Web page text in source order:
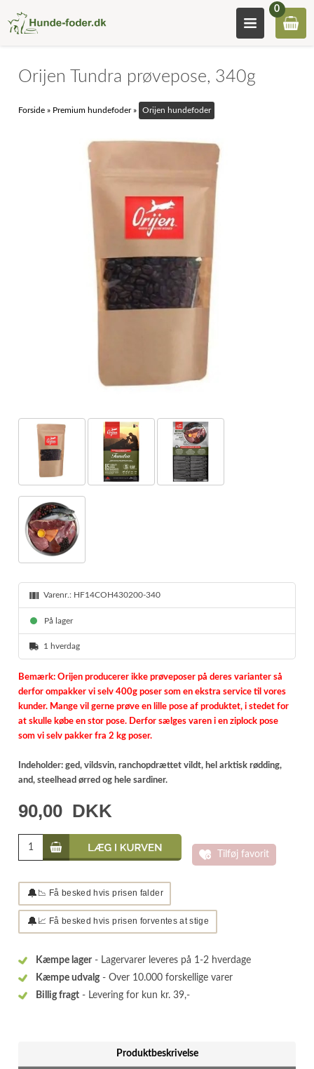
0
Orijen Tundra prøvepose, 340g
Forside » Premium hundefoder» Orijen hundefoder
Varenr.: HF14COH430200-340
På lager
1 hverdag
Bemærk: Orijen producerer ikke prøveposer på deres varianter så
derfor ompakker vi selv 400g poser som en ekstra service til vores
kunder. Mange vil gerne prøve en lille pose af produktet, i stedet for
at skulle købe en stor pose. Derfor sælges varen i en ziplock pose
som vi selv pakker fra 2 kg poser.
Indeholder: ged, vildsvin, ranchopdrættet vildt, hel arktisk rødding,
and, steelhead ørred og hele sardiner.
90,00 DKK
Tilføj favorit
🔔 📉 Få besked hvis prisen falder
🔔 📈 Få besked hvis prisen forventes at stige
Kæmpe lager - Lagervarer leveres på 1-2 hverdage
Kæmpe udvalg- Over 10.000 forskellige varer
Billig fragt - Levering for kun kr. 39,-
Produktbeskrivelse